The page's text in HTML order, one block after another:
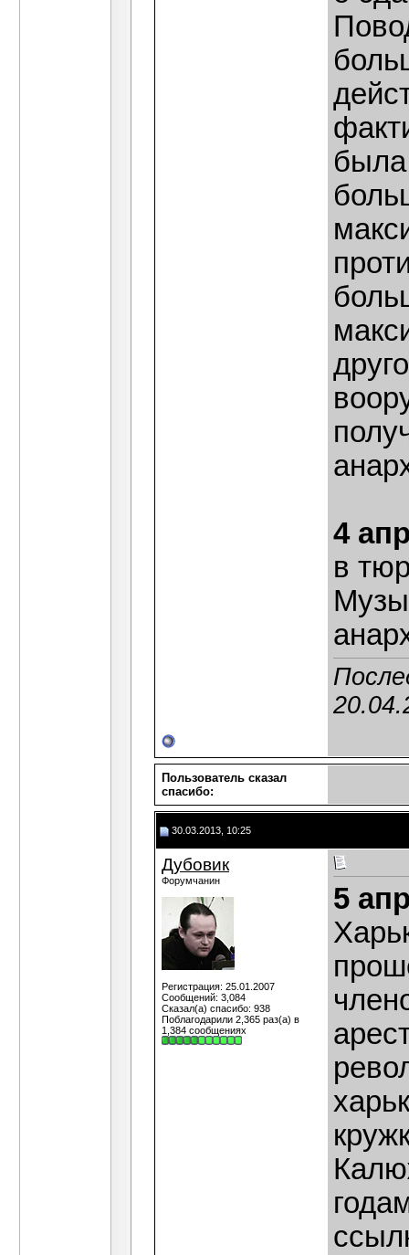
4
в
Пользователь сказал
cпасибо:
30.03.2013, 10:25
Дубовик
Форумчанин
Регистрация: 25.01.2007
Сообщений: 3,084
Сказал(а) спасибо: 938
Поблагодарили 2,365 раз(а) в
1,384 сообщениях
5